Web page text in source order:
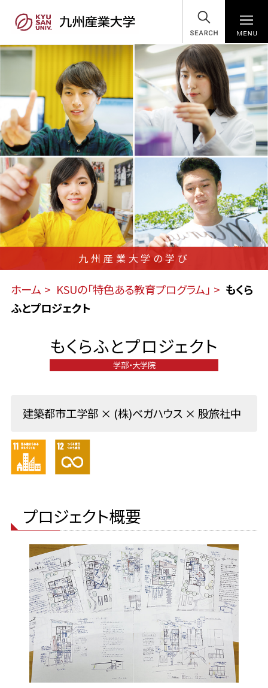
SEARCH
九州産業大学の学び
ホーム KSUの「特色ある教育プログラム」
もくら
ふとプロジェクト
もくらふとプロジェクト
学部・大学院
建築都市工学部 × (株)ベガハウス × 股旅社中
プロジェクト概要